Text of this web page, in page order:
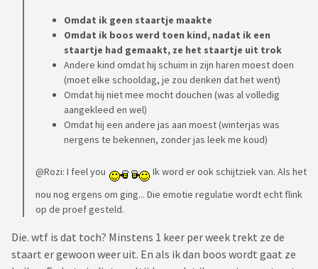
Omdat ik geen staartje maakte
Omdat ik boos werd toen kind, nadat ik een
staartje had gemaakt, ze het staartje uit trok
Andere kind omdat hij schuim in zijn haren moest doen
(moet elke schooldag, je zou denken dat het went)
Omdat hij niet mee mocht douchen (was al volledig
aangekleed en wel)
Omdat hij een andere jas aan moest (winterjas was
nergens te bekennen, zonder jas leek me koud)
@Rozi: I feel you
Ik word er ook schijtziek van. Als het
nou nog ergens om ging... Die emotie regulatie wordt echt flink
op de proef gesteld.
Die. wtf is dat toch? Minstens 1 keer per week trekt ze de
staart er gewoon weer uit. En als ik dan boos wordt gaat ze